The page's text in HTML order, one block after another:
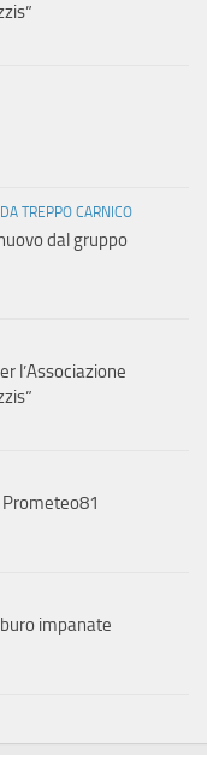
TREPPO CARNICO
dal gruppo
l’Associazione
Prometeo81
impanate